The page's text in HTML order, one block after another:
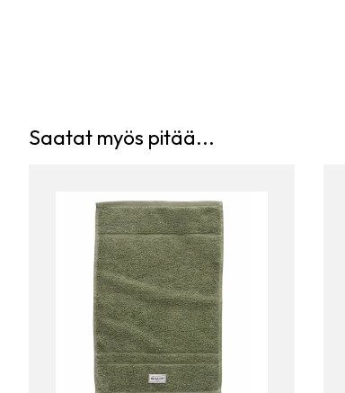
Saatat myös pitää...